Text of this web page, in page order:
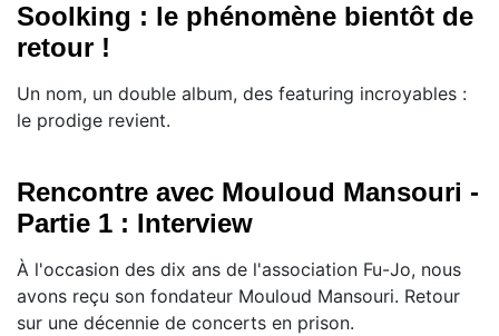
Soolking : le phénomène bientôt de
retour !
Un nom, un double album, des featuring incroyables :
le prodige revient.
Rencontre avec Mouloud Mansouri -
Partie 1 : Interview
À l'occasion des dix ans de l'association Fu-Jo, nous
avons reçu son fondateur Mouloud Mansouri. Retour
sur une décennie de concerts en prison.